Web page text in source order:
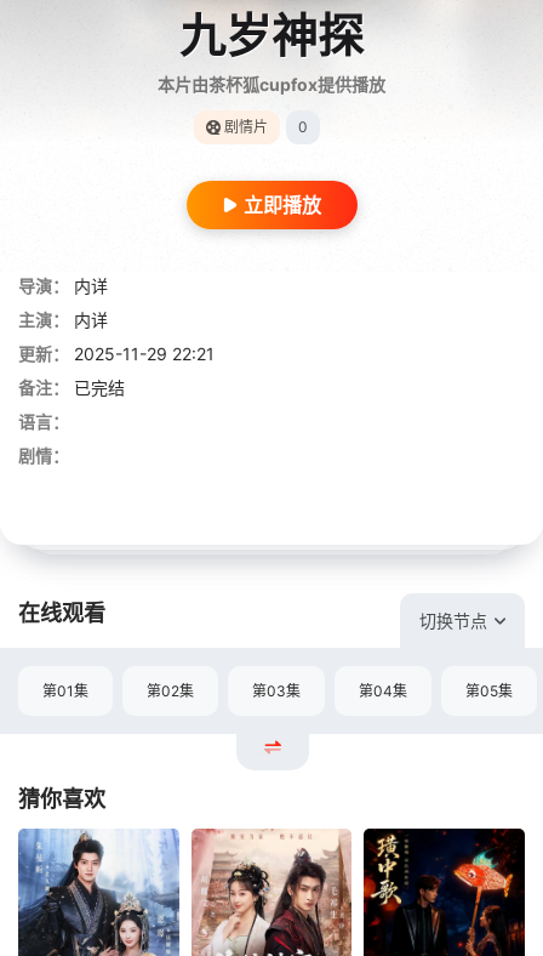
九岁神探
本片由茶杯狐cupfox提供播放
剧情片 0
立即播放
导演：
内详
主演：
内详
更新：
2025-11-29 22:21
备注：
已完结
语言：
剧情：
在线观看 切换节点
第01集 第02集 第03集 第04集 第05集
猜你喜欢